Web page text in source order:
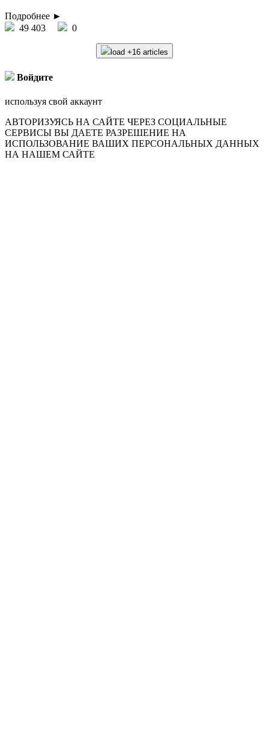
Подробнее ►
49 403
0
load +16 articles
Войдите
используя свой аккаунт
АВТОРИЗУЯСЬ НА САЙТЕ ЧЕРЕЗ СОЦИАЛЬНЫЕ
СЕРВИСЫ ВЫ ДАЕТЕ РАЗРЕШЕНИЕ НА
ИСПОЛЬЗОВАНИЕ ВАШИХ ПЕРСОНАЛЬНЫХ ДАННЫХ
НА НАШЕМ САЙТЕ